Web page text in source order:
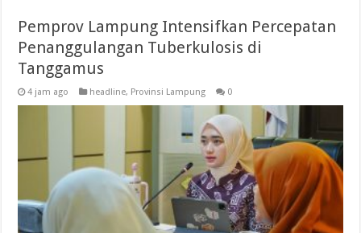
Pemprov Lampung Intensifkan Percepatan
Penanggulangan Tuberkulosis di
Tanggamus
4 jam ago headline, Provinsi Lampung 0